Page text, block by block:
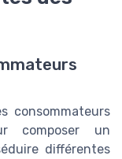
consommateurs
composer un
différentes